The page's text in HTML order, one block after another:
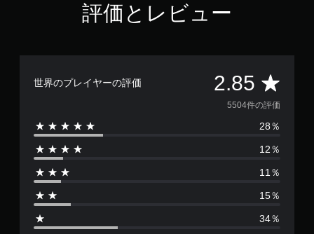
評価とレビュー
世界のプレイヤーの評価 2.85 評
価
数
は
5
5504件の評価
28％
12％
11％
15％
34％